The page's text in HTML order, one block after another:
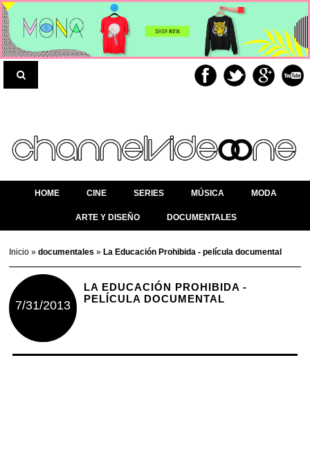
HOME CINE SERIES MÚSICA MODA
ARTE Y DISEÑO DOCUMENTALES
Inicio»documentales» La Educación Prohibida - película documental
7/31/2013
LA EDUCACIÓN PROHIBIDA -
PELÍCULA DOCUMENTAL